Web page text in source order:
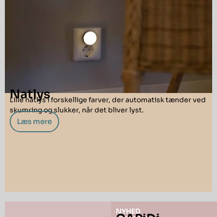
Natlys
Lille natlys i forskellige farver, der automatisk tænder ved
skumring og slukker, når det bliver lyst.
Læs mere
NYHED